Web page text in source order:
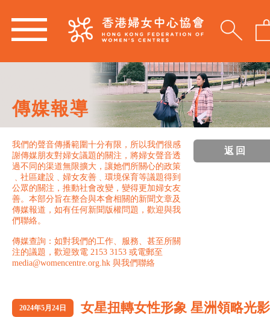
傳媒報導
我們的聲音傳播範圍十分有限，所以我們很感
謝傳媒朋友對婦女議題的關注，將婦女聲音透
過不同的渠道無限擴大，讓她們所關心的政策
﹑社區建設﹑婦女友善﹑環境保育等議題得到
公眾的關注，推動社會改變，變得更加婦女友
善。本部分旨在整合與本會相關的新聞文章及
傳媒報道，如有任何新聞版權問題，歡迎與我
們聯絡。
傳媒查詢：如對我們的工作、服務、甚至所關
注的議題，歡迎致電 2153 3153 或電郵至
media@womencentre.org.hk 與我們聯絡
返回
2024年5月24日
女星扭轉女性形象 星洲領略光影